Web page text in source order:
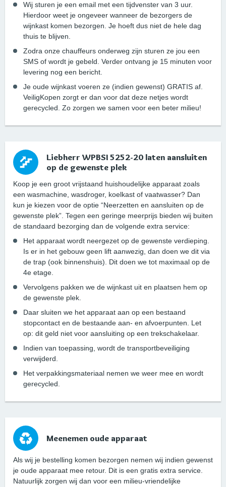
Wij sturen je een email met een tijdvenster van 3 uur.
Hierdoor weet je ongeveer wanneer de bezorgers de
wijnkast komen bezorgen. Je hoeft dus niet de hele dag
thuis te blijven.
Zodra onze chauffeurs onderweg zijn sturen ze jou een
SMS of wordt je gebeld. Verder ontvang je 15 minuten voor
levering nog een bericht.
Je oude wijnkast voeren ze (indien gewenst) GRATIS af.
VeiligKopen zorgt er dan voor dat deze netjes wordt
gerecycled. Zo zorgen we samen voor een beter milieu!
Liebherr WPBSI 5252-20 laten aansluiten
op de gewenste plek
Koop je een groot vrijstaand huishoudelijke apparaat zoals
een wasmachine, wasdroger, koelkast of vaatwasser? Dan
kun je kiezen voor de optie “Neerzetten en aansluiten op de
gewenste plek”. Tegen een geringe meerprijs bieden wij buiten
de standaard bezorging dan de volgende extra service:
Het apparaat wordt neergezet op de gewenste verdieping.
Is er in het gebouw geen lift aanwezig, dan doen we dit via
de trap (ook binnenshuis). Dit doen we tot maximaal op de
4e etage.
Vervolgens pakken we de wijnkast uit en plaatsen hem op
de gewenste plek.
Daar sluiten we het apparaat aan op een bestaand
stopcontact en de bestaande aan- en afvoerpunten. Let
op: dit geld niet voor aansluiting op een trekschakelaar.
Indien van toepassing, wordt de transportbeveiliging
verwijderd.
Het verpakkingsmateriaal nemen we weer mee en wordt
gerecycled.
Meenemen oude apparaat
Als wij je bestelling komen bezorgen nemen wij indien gewenst
je oude apparaat mee retour. Dit is een gratis extra service.
Natuurlijk zorgen wij dan voor een milieu-vriendelijke